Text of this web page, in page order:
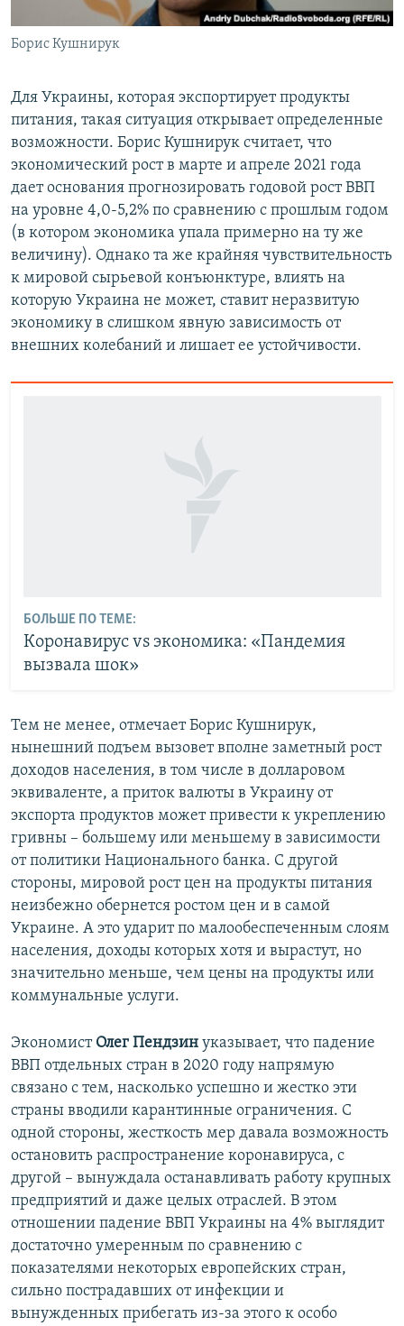
Борис Кушнирук
Для Украины, которая экспортирует продукты
питания, такая ситуация открывает определенные
возможности. Борис Кушнирук считает, что
экономический рост в марте и апреле 2021 года
дает основания прогнозировать годовой рост ВВП
на уровне 4,0-5,2% по сравнению с прошлым годом
(в котором экономика упала примерно на ту же
величину). Однако та же крайняя чувствительность
к мировой сырьевой конъюнктуре, влиять на
которую Украина не может, ставит неразвитую
экономику в слишком явную зависимость от
внешних колебаний и лишает ее устойчивости.
БОЛЬШЕ ПО ТЕМЕ:
Коронавирус vs экономика: «Пандемия
вызвала шок»
Тем не менее, отмечает Борис Кушнирук,
нынешний подъем вызовет вполне заметный рост
доходов населения, в том числе в долларовом
эквиваленте, а приток валюты в Украину от
экспорта продуктов может привести к укреплению
гривны – большему или меньшему в зависимости
от политики Национального банка. С другой
стороны, мировой рост цен на продукты питания
неизбежно обернется ростом цен и в самой
Украине. А это ударит по малообеспеченным слоям
населения, доходы которых хотя и вырастут, но
значительно меньше, чем цены на продукты или
коммунальные услуги.
Экономист Олег Пендзин указывает, что падение
ВВП отдельных стран в 2020 году напрямую
связано с тем, насколько успешно и жестко эти
страны вводили карантинные ограничения. С
одной стороны, жесткость мер давала возможность
остановить распространение коронавируса, с
другой – вынуждала останавливать работу крупных
предприятий и даже целых отраслей. В этом
отношении падение ВВП Украины на 4% выглядит
достаточно умеренным по сравнению с
показателями некоторых европейских стран,
сильно пострадавших от инфекции и
вынужденных прибегать из-за этого к особо